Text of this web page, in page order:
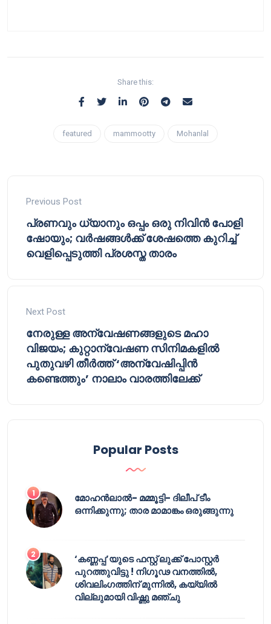
Share this:
featured mammootty Mohanlal
Previous Post
പ്രണവും ധ്യാനും ഒപ്പം ഒരു നിവിൻ പോളി
ഷോയും; വർഷങ്ങൾക്ക് ശേഷത്തെ കുറിച്ച്
വെളിപ്പെടുത്തി പ്രശസ്ത താരം
Next Post
നേരുള്ള അന്വേഷണങ്ങളുടെ മഹാ
വിജയം; കുറ്റാന്വേഷണ സിനിമകളിൽ
പുതുവഴി തീർത്ത് ‘അന്വേഷിപ്പിൻ
കണ്ടെത്തും’ നാലാം വാരത്തിലേക്ക്
Popular Posts
മോഹൻലാൽ- മമ്മൂട്ടി- ദിലീപ് ടീം
ഒന്നിക്കുന്നു; താര മാമാങ്കം ഒരുങ്ങുന്നു
‘കണ്ണപ്പ’യുടെ ഫസ്റ്റ് ലുക്ക് പോസ്റ്റർ
പുറത്തുവിട്ടു ! നിഗൂഢ വനത്തിൽ,
ശിവലിംഗത്തിന് മുന്നിൽ, കയ്യിൽ
വില്ലുമായി വിഷ്ണു മഞ്ചു